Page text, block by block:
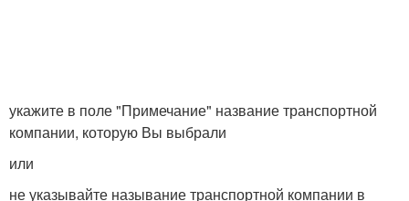
укажите в поле "Примечание" название транспортной
компании, которую Вы выбрали
или
не указывайте называние транспортной компании в